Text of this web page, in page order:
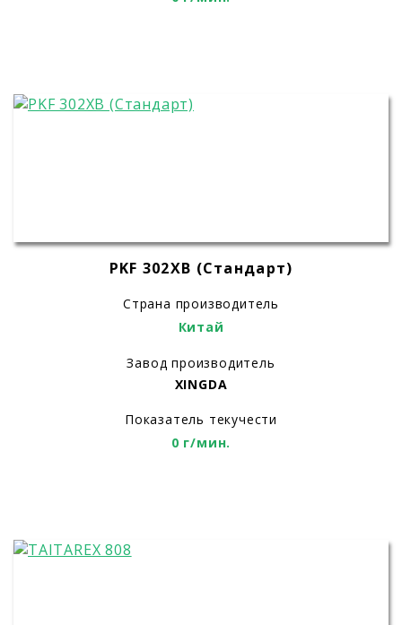
PKF 302ХВ (Стандарт)
Страна производитель
Китай
Завод производитель
XINGDA
Показатель текучести
0 г/мин.